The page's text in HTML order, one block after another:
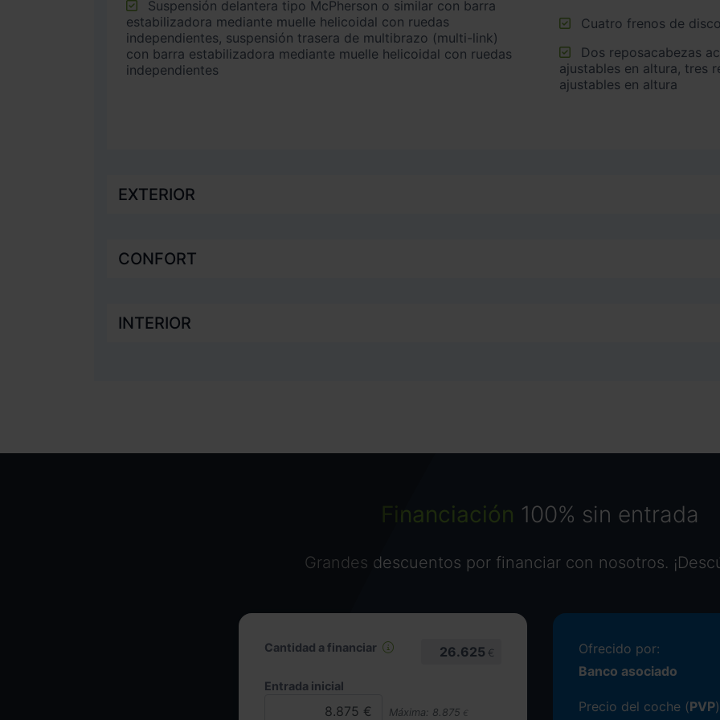
estabilizadora mediante muelle helicoidal con ruedas
independientes, suspensión trasera de multibrazo (multi-link)
con barra estabilizadora mediante muelle helicoidal con ruedas
independientes
Cuatro frenos de
ajustables en altura, tres
ajustables en altura
EXTERIOR
CONFORT
INTERIOR
Financiación 100% sin entrada
Grandes descuentos por financiar con nosotros.
Cantidad a financiar 26.625 €
Entrada inicial
Máxima: 8.875 €
Ofrecido por:
Banco asociado
Precio del coche (PVP)